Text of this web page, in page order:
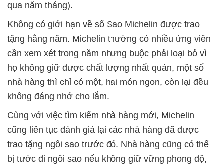
qua năm tháng).
Không có giới hạn về số Sao Michelin được trao
tặng hằng năm. Michelin thường có nhiều ứng viên
cần xem xét trong năm nhưng buộc phải loại bỏ vì
họ không giữ được chất lượng nhất quán, một số
nhà hàng thì chỉ có một, hai món ngon, còn lại đều
không đáng nhớ cho lắm.
Cùng với việc tìm kiếm nhà hàng mới, Michelin
cũng liên tục đánh giá lại các nhà hàng đã được
trao tặng ngôi sao trước đó. Nhà hàng cũng có thể
bị tước đi ngôi sao nếu không giữ vững phong độ,